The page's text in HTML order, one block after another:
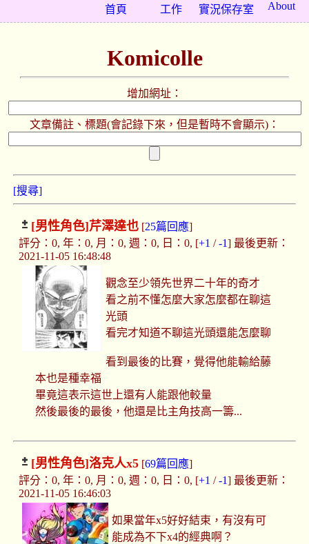
About
實況保存室
工作
首頁
Komicolle
增加網址：
文章備註、標題(會記錄下來，但是暫時不會顯示)：
[搜尋]
[男性角色]芹澤達也[25篇回應]
評分：0, 年：0, 月：0, 週：0, 日：0, [+1 /-1] 最後更新：
2021-11-05 16:48:48
觀念至少領先世界二十年的奇才
看之前不懂怎麼大家怎麼都在聊這
光頭
看完才知道不聊這光頭還能怎麼聊
看到最後的比賽，覺得他能輸給藤
本也是種幸福
畢竟這表示這世上還有人能跟他較量
然後最後的最後，他還是比主角技高一籌...
[男性角色]洛克人x5[69篇回應]
評分：0, 年：0, 月：0, 週：0, 日：0, [+1 /-1] 最後更新：
2021-11-05 16:46:03
如果當年x5好好結束，有沒有可
能成為不下x4的經典啊？